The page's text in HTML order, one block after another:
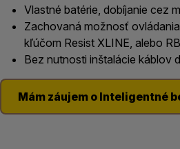
Vlastné batérie, dobíjanie cez
Zachovaná možnosť
kľúčom Resist XLINE, alebo
Bez nutnosti inštalácie káblov
Mám záujem o Inteligentné